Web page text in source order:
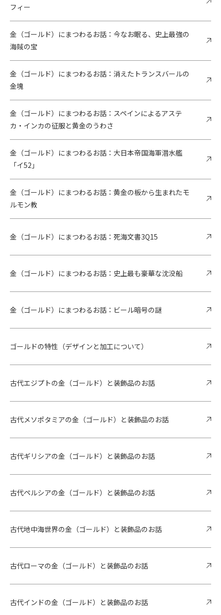
フィー
金（ゴールド）にまつわるお話：今なお眠る、史上最強の
海賊の宝
金（ゴールド）にまつわるお話：消えたトランスバールの
金塊
金（ゴールド）にまつわるお話：スペインによるアステ
カ・インカの征服と黄金のうわさ
金（ゴールド）にまつわるお話：大日本帝国海軍潜水艦
「イ52」
金（ゴールド）にまつわるお話：黄金の板から生まれたモ
ルモン教
金（ゴールド）にまつわるお話：死海文書3Q15
金（ゴールド）にまつわるお話：史上最も豪華な沈没船
金（ゴールド）にまつわるお話：ビール暗号の謎
ゴールドの特性（デザインと加工について）
古代エジプトの金（ゴールド）と装飾品のお話
古代メソポタミアの金（ゴールド）と装飾品のお話
古代ギリシアの金（ゴールド）と装飾品のお話
古代ペルシアの金（ゴールド）と装飾品のお話
古代地中海世界の金（ゴールド）と装飾品のお話
古代ローマの金（ゴールド）と装飾品のお話
古代インドの金（ゴールド）と装飾品のお話